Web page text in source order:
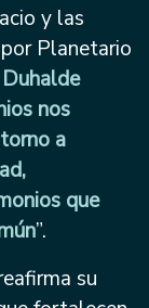
y las
Planetario
nos
a
que
”.
su